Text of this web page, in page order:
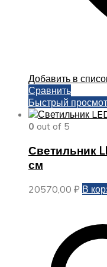
Добавить в
Сравнить
Быстрый
0 out of 5
Светильник
см
20570,00 ₽ В